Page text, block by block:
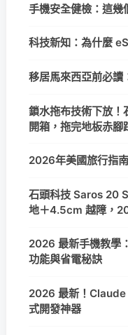
手機安全健檢：這幾
科技新知：為什麼
移居馬來西亞前必
鎖水拖布技術下放
開箱，拖完地板赤腳
2026年美國旅行指
石頭科技 Saros 20
地＋4.5cm 越障，
2026 最新手機教學
功能與省電秘訣
2026 最新！Claude
式開發神器